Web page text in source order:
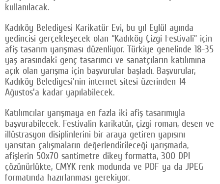
kullanılacak.
Kadıköy Belediyesi Karikatür Evi, bu yıl Eylül ayında
yedincisi gerçekleşecek olan “Kadıköy Çizgi Festivali” için
afiş tasarım yarışması düzenliyor. Türkiye genelinde 18-35
yaş arasındaki genç tasarımcı ve sanatçıların katılımına
açık olan yarışma için başvurular başladı. Başvurular,
Kadıköy Belediyesi'nin internet sitesi üzerinden 14
Ağustos'a kadar yapılabilecek.
Katılımcılar yarışmaya en fazla iki afiş tasarımıyla
başvurabilecek. Festivalin karikatür, çizgi roman, desen ve
illüstrasyon disiplinlerini bir araya getiren yapısını
yansıtan çalışmaların değerlendirileceği yarışmada,
afişlerin 50x70 santimetre dikey formatta, 300 DPI
çözünürlükte, CMYK renk modunda ve PDF ya da JPEG
formatında hazırlanması gerekiyor.